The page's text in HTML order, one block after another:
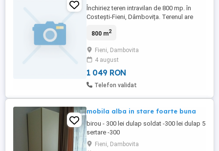
Închiriez teren intravilan de 800 mp. în
Costești-Fieni, Dâmbovița. Terenul are
utilitățile la poartă,pe teren se poate face,
o deschidere foarte generoasă 30 m.reltii
la tel.
800 m2
Fieni, Dambovita
4 august
1 049 RON
Telefon validat
mobila alba in stare foarte buna
birou - 300 lei dulap soldat -300 lei dulap 5
sertare -300
Fieni, Dambovita